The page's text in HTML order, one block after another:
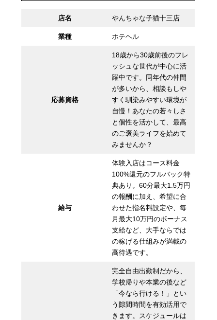
店名 やんちゃな子猫十三店
業種 ホテヘル
応募資格
18歳から30歳前後のフレ
ッシュな世代が中心に活
躍中です。同年代の仲間
が多いから、相談もしや
すく馴染みやすい環境が
自慢！あなたの若々しさ
と個性を活かして、最高
のご褒美ライフを始めて
みませんか？
給与
体験入店はコース料金
100%還元のフルバック特
典あり。60分最大1.5万円
の報酬に加え、希望に合
わせた指名料設定や、毎
月最大10万円のボーナス
支給など、大手ならでは
の稼げる仕組みが満載の
高待遇です。
完全自由出勤制だから、
学校帰りや本業の後など
「今なら行ける！」とい
う隙間時間を有効活用で
きます。スケジュールは